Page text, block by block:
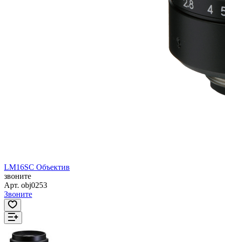
LM16SC Объектив
звоните
Арт. obj0253
Звоните